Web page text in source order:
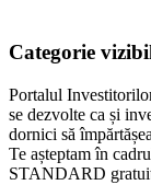
Categorie
Portalul
se dezvolte ca și
dornici să
Te așteptam în
STANDARD